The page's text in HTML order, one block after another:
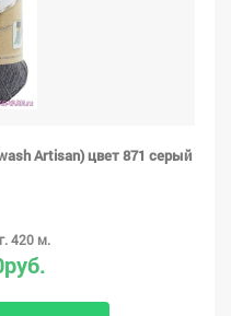
Artisan) цвет 871 серый
420 м.